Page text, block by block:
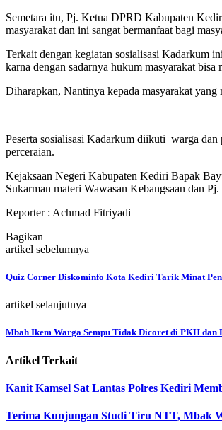
Semetara itu, Pj. Ketua DPRD Kabupaten
masyarakat dan ini sangat bermanfaat bagi
Terkait dengan kegiatan sosialisasi Kadarkum
karna dengan sadarnya hukum masyarakat
Diharapkan, Nantinya kepada masyarakat
Peserta sosialisasi Kadarkum diikuti warga
perceraian.
Kejaksaan Negeri Kabupaten Kediri Bapak
Sukarman materi Wawasan Kebangsaan dan
Reporter : Achmad Fitriyadi
Bagikan
artikel sebelumnya
Quiz Corner Diskominfo Kota Kediri Tarik Minat
artikel selanjutnya
Mbah Ikem Warga Sempu Tidak Dicoret di PKH dan
Artikel Terkait
Kanit Kamsel Sat Lantas Polres Kediri
Terima Kunjungan Studi Tiru NTT, Mbak